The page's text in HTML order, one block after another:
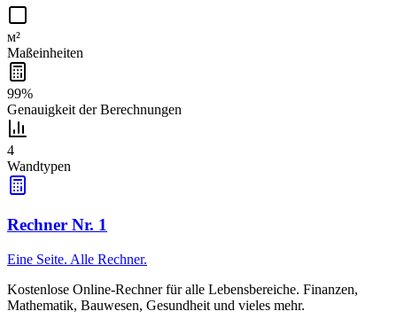
м²
Maßeinheiten
99%
Genauigkeit der Berechnungen
4
Wandtypen
Rechner Nr. 1
Eine Seite. Alle Rechner.
Kostenlose Online-Rechner für alle Lebensbereiche. Finanzen,
Mathematik, Bauwesen, Gesundheit und vieles mehr.